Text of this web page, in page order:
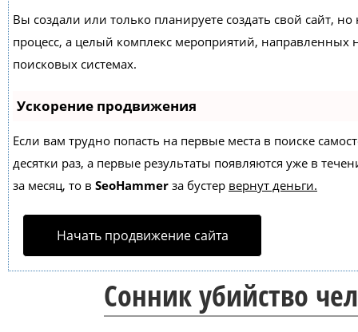
Вы создали или только планируете создать свой сайт,
процесс, а целый комплекс мероприятий,
поисковых системах.
Ускорение продвижения
Если вам трудно попасть на первые места в поиске
десятки раз, а первые результаты появляются уже в
за месяц, то в SeoHammer за бустер вернут деньги.
Начать продвижение сайта
Сонник убийство